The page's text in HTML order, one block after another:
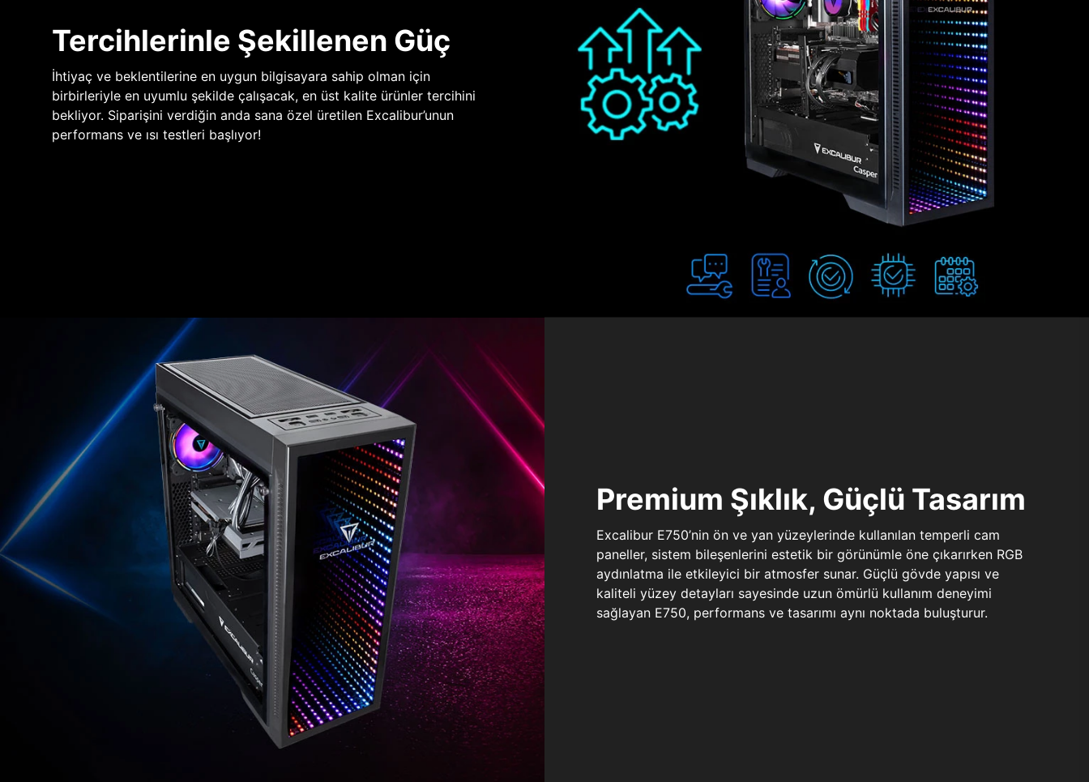
Tercihlerinle Şekillenen Güç
İhtiyaç ve beklentilerine en uygun bilgisayara sahip olman için
birbirleriyle en uyumlu şekilde çalışacak, en üst kalite ürünler tercihini
bekliyor. Siparişini verdiğin anda sana özel üretilen Excalibur’unun
performans ve ısı testleri başlıyor!
Premium Şıklık, Güçlü Tasarım
Excalibur E750’nin ön ve yan yüzeylerinde kullanılan temperli cam
paneller, sistem bileşenlerini estetik bir görünümle öne çıkarırken RGB
aydınlatma ile etkileyici bir atmosfer sunar. Güçlü gövde yapısı ve
kaliteli yüzey detayları sayesinde uzun ömürlü kullanım deneyimi
sağlayan E750, performans ve tasarımı aynı noktada buluşturur.